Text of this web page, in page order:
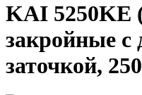
KAI
закройные с
заточкой,